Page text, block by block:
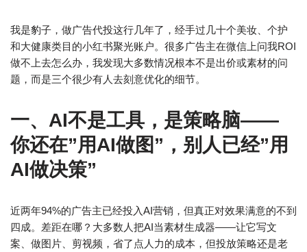
我是豹子，做广告代投这行几年了，经手过几十个美妆、个护
和大健康类目的小红书聚光账户。很多广告主在微信上问我ROI
做不上去怎么办，我发现大多数情况根本不是出价或素材的问
题，而是三个很少有人去刻意优化的细节。
一、AI不是工具，是策略脑——
你还在”用AI做图”，别人已经”用
AI做决策”
近两年94%的广告主已经投入AI营销，但真正对效果满意的不到
四成。差距在哪？大多数人把AI当素材生成器——让它写文
案、做图片、剪视频，省了点人力的成本，但投放策略还是老